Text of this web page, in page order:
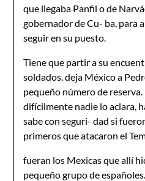
que llegaba Panfil o de
gobernador de Cu- ba, para
seguir en su puesto.
Tiene que partir a su
soldados. deja México a
pequeño número de reserva.
difícilmente nadie lo aclara,
sabe con seguri- dad si
primeros que atacaron el
fueran los Mexicas que allí
pequeño grupo de